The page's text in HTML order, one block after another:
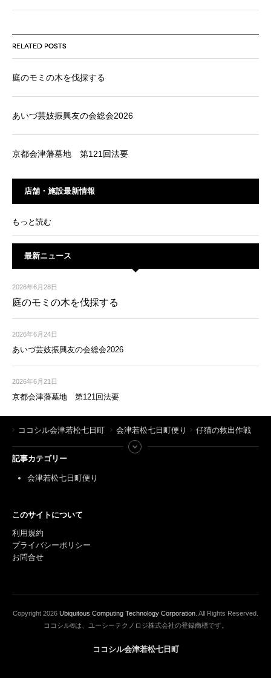
RELATED POSTS
庭のモミの木を伐採する
あいづ芸妓振興友の会総会2026
京都会津藩墓地 第121回法要
店舗・施設最新情報
もっと読む
最新ニュース
2026年6月28日
庭のモミの木を伐採する
2026年6月24日
あいづ芸妓振興友の会総会2026
2026年6月21日
京都会津藩墓地 第121回法要
ココシル会津若松七日町 会津若松七日町便り 仔猫の救出作戦
記事カテゴリー
会津若松七日町便り
このサイトについて
利用規約
プライバシーポリシー
お問合せ
Copyright 2026 Ubiquitous Computing Technology Corporation . All Rights Reserved.
ココシル®は、ユーシーテクノロジ株式会社の登録商標です。
ココシル会津若松七日町